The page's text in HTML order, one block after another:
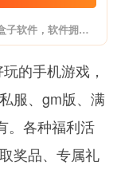
277游戏盒子app是一款游戏盒子软件，软件拥有BT版手游、破解版手机游戏、满vip手机游戏等诸多游戏资源，可以帮助玩家更轻松激情玩转游戏，喜欢的朋友欢迎前来下载。
的手机游戏，
服、gm版、满
。各种福利活
奖品、专属礼